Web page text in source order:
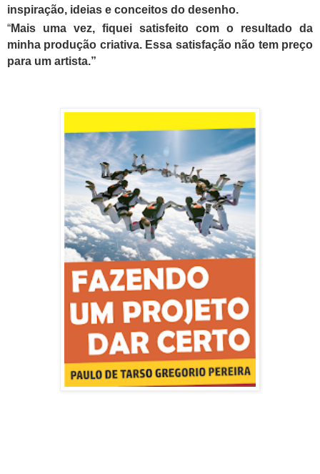
inspiração, ideias e conceitos do desenho.
“Mais uma vez, fiquei satisfeito com o resultado da
minha produção criativa. Essa satisfação não tem preço
para um artista.”